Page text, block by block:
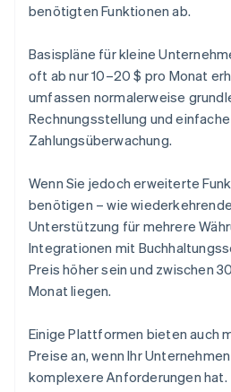
benötigten Funktionen ab.
Basispläne für kleine
oft ab nur 10–20 $ pro Monat
umfassen normalerweise
Rechnungsstellung und einfache
Zahlungsüberwachung.
Wenn Sie jedoch erweiterte
benötigen – wie
Unterstützung für mehrere
Integrationen mit
Preis höher sein und zwischen
Monat liegen.
Einige Plattformen bieten auch
Preise an, wenn Ihr
komplexere Anforderungen hat.